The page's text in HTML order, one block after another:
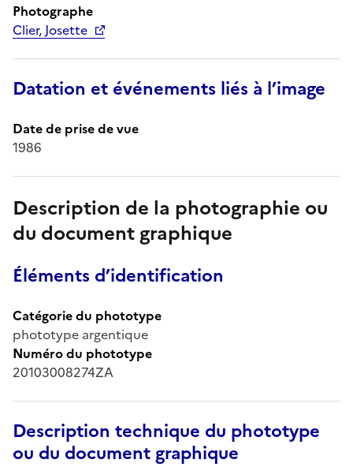
Photographe
Clier, Josette
Datation et événements liés à l’image
Date de prise de vue
1986
Description de la photographie ou
du document graphique
Éléments d’identification
Catégorie du phototype
phototype argentique
Numéro du phototype
20103008274ZA
Description technique du phototype
ou du document graphique